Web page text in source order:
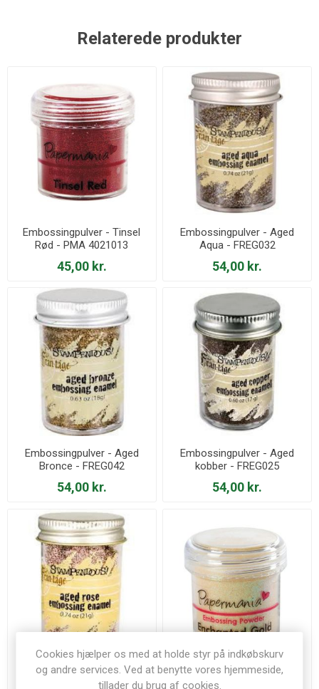
Relaterede produkter
Embossingpulver - Tinsel
Rød - PMA 4021013
45,00 kr.
Embossingpulver - Aged
Aqua - FREG032
54,00 kr.
Embossingpulver - Aged
Bronce - FREG042
54,00 kr.
Embossingpulver - Aged
kobber - FREG025
54,00 kr.
Embossingpulver - Aged
Embossingpulver -
Cookies hjælper os med at holde styr på indkøbskurv
og andre services. Ved at benytte vores hjemmeside,
tillader du brug af cookies.